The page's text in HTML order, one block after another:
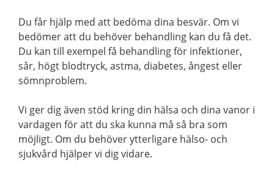
Du får hjälp med att bedöma dina besvär. Om vi
bedömer att du behöver behandling kan du få det.
Du kan till exempel få behandling för infektioner,
sår, högt blodtryck, astma, diabetes, ångest eller
sömnproblem.
Vi ger dig även stöd kring din hälsa och dina vanor i
vardagen för att du ska kunna må så bra som
möjligt. Om du behöver ytterligare hälso- och
sjukvård hjälper vi dig vidare.